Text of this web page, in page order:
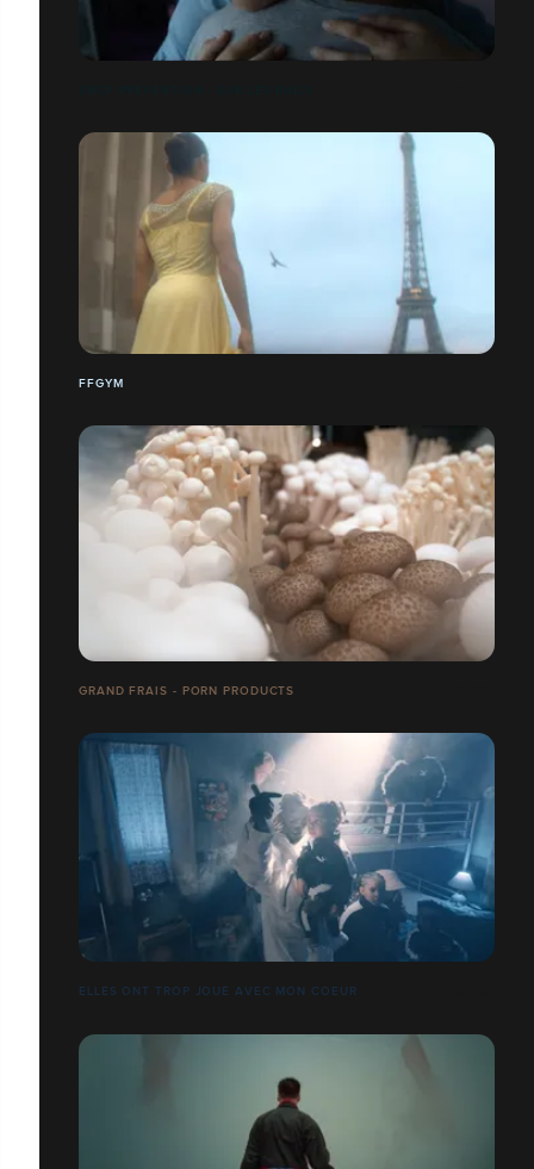
FFGYM
GRAND FRAIS - PORN PRODUCTS
ELLES ONT TROP JOUÉ AVEC MON COEUR